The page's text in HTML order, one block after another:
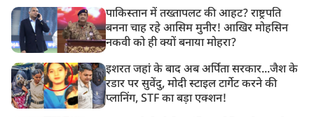
पाकिस्तान में तख्तापलट की आहट? राष्ट्रपति
बनना चाह रहे आसिम मुनीर! आखिर मोहसिन
नकवी को ही क्यों बनाया मोहरा?
इशरत जहां के बाद अब अर्पिता सरकार...जैश के
रडार पर सुवेंदु, मोदी स्टाइल टार्गेट करने की
प्लानिंग, STF का बड़ा एक्शन!